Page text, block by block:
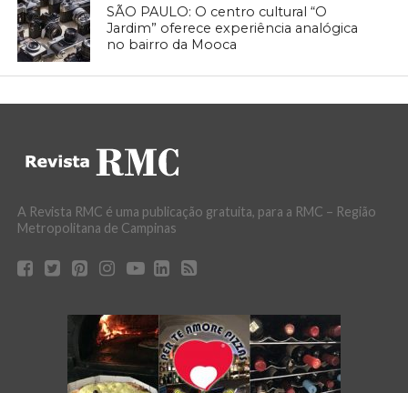
SÃO PAULO: O centro cultural “O
Jardim” oferece experiência analógica
no bairro da Mooca
A Revista RMC é uma publicação gratuita, para a RMC – Região
Metropolitana de Campinas